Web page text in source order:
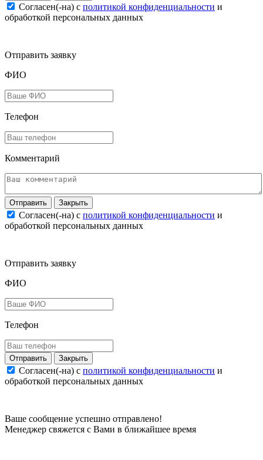
Согласен(-на) c политикой конфиденциальности и
обработкой персональных данных
Отправить заявку
ФИО
Телефон
Комментарий
Закрыть
Согласен(-на) c политикой конфиденциальности и
обработкой персональных данных
Отправить заявку
ФИО
Телефон
Закрыть
Согласен(-на) c политикой конфиденциальности и
обработкой персональных данных
Ваше сообщение успешно отправлено!
Менеджер свяжется с Вами в ближайшее время